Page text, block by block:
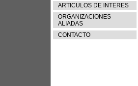
ARTICULOS DE INTERES
ORGANIZACIONES
ALIADAS
CONTACTO